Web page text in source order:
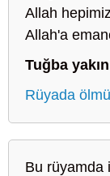
Allah
Allah'a
Tuğba yakın
Rüyada
Bu rüyamda